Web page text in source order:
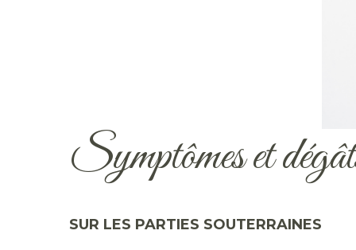
Symptômes et
SUR LES PARTIES SOUTERRAINES